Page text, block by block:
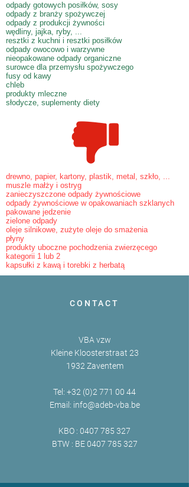
odpady gotowych posiłków, sosy
odpady z branży spożywczej
odpady z produkcji żywności
wędliny, jajka, ryby, ...
resztki z kuchni i resztki posiłków
odpady owocowo i warzywne
nieopakowane odpady organiczne
surowce dla przemysłu spożywczego
fusy od kawy
chleb
produkty mleczne
słodycze, suplementy diety
drewno, papier, kartony, plastik, metal, szkło, ...
muszle małży i ostryg
zanieczyszczone odpady żywnościowe
odpady żywnościowe w opakowaniach szklanych
pakowane jedzenie
zielone odpady
oleje silnikowe, zużyte oleje do smażenia
płyny
produkty uboczne pochodzenia zwierzęcego
kategorii 1 lub 2
kapsułki z kawą i torebki z herbatą
CONTACT
VBA vzw
Kleine Kloosterstraat 23
1932 Zaventem
Tel: +32 (0)2 771 00 44
Email: info@adeb-vba.be
KBO : 0407 785 327
BTW : BE0407 785 327